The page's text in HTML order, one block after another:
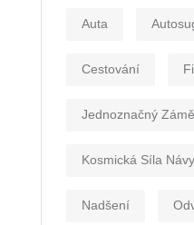
Auta
Cestování
Jednoznačný
Kosmická Síla
Nadšení